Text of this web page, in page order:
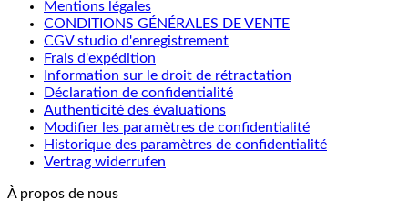
Mentions légales
CONDITIONS GÉNÉRALES DE VENTE
CGV studio d'enregistrement
Frais d'expédition
Information sur le droit de rétractation
Déclaration de confidentialité
Authenticité des évaluations
Modifier les paramètres de confidentialité
Historique des paramètres de confidentialité
Vertrag widerrufen
À propos de nous